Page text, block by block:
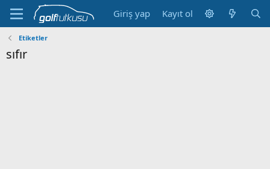
Giriş yap Kayıt ol
Etiketler
sıfır